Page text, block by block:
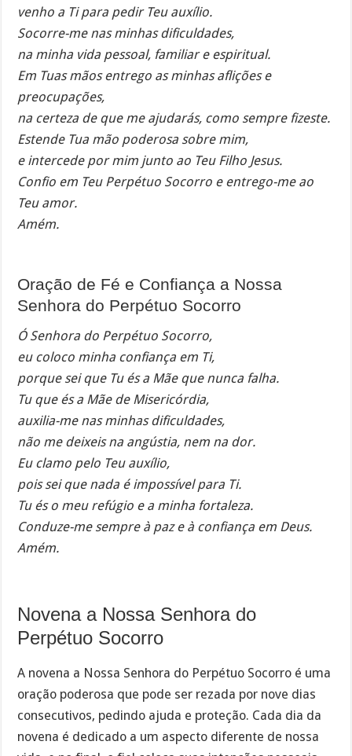
venho a Ti para pedir Teu auxílio.
Socorre-me nas minhas dificuldades,
na minha vida pessoal, familiar e espiritual.
Em Tuas mãos entrego as minhas aflições e
preocupações,
na certeza de que me ajudarás, como sempre fizeste.
Estende Tua mão poderosa sobre mim,
e intercede por mim junto ao Teu Filho Jesus.
Confio em Teu Perpétuo Socorro e entrego-me ao
Teu amor.
Amém.
Oração de Fé e Confiança a Nossa
Senhora do Perpétuo Socorro
Ó Senhora do Perpétuo Socorro,
eu coloco minha confiança em Ti,
porque sei que Tu és a Mãe que nunca falha.
Tu que és a Mãe de Misericórdia,
auxilia-me nas minhas dificuldades,
não me deixeis na angústia, nem na dor.
Eu clamo pelo Teu auxílio,
pois sei que nada é impossível para Ti.
Tu és o meu refúgio e a minha fortaleza.
Conduze-me sempre à paz e à confiança em Deus.
Amém.
Novena a Nossa Senhora do
Perpétuo Socorro
A novena a Nossa Senhora do Perpétuo Socorro é uma
oração poderosa que pode ser rezada por nove dias
consecutivos, pedindo ajuda e proteção. Cada dia da
novena é dedicado a um aspecto diferente de nossa